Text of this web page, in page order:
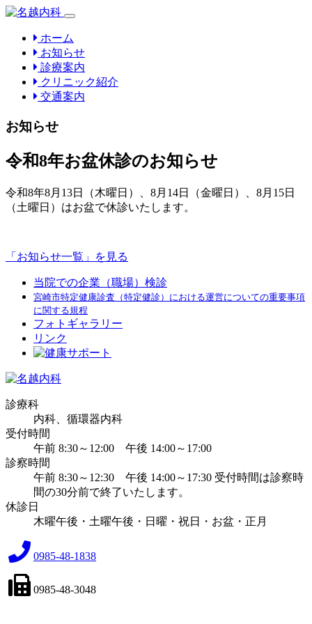
ホーム
お知らせ
診療案内
クリニック紹介
交通案内
お知らせ
令和8年お盆休診のお知らせ
令和8年8月13日（木曜日）、8月14日（金曜日）、8月15日
（土曜日）はお盆で休診いたします。
「お知らせ一覧」を見る
当院での企業（職場）検診
宮崎市特定健康診査（特定健診）における運営についての重要事項
に関する規程
フォトギャラリー
リンク
診療科
内科、循環器内科
受付時間
午前 8:30～12:00 午後 14:00～17:00
診察時間
午前 8:30～12:30 午後 14:00～17:30 受付時間は診察時
間の30分前で終了いたします。
休診日
木曜午後・土曜午後・日曜・祝日・お盆・正月
0985-48-1838
0985-48-3048